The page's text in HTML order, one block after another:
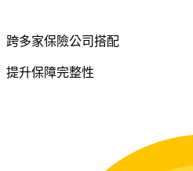
跨多家保險公司搭配
提升保障完整性